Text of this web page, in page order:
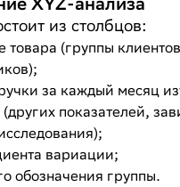
из столбцов:
товара (группы
за каждый месяц
показателей,
вариации;
обозначения группы.